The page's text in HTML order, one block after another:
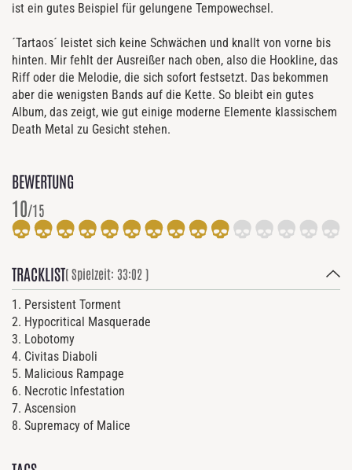
ist ein gutes Beispiel für gelungene Tempowechsel.
´Tartaos´ leistet sich keine Schwächen und knallt von vorne bis
hinten. Mir fehlt der Ausreißer nach oben, also die Hookline, das
Riff oder die Melodie, die sich sofort festsetzt. Das bekommen
aber die wenigsten Bands auf die Kette. So bleibt ein gutes
Album, das zeigt, wie gut einige moderne Elemente klassischem
Death Metal zu Gesicht stehen.
BEWERTUNG
10/15
TRACKLIST( Spielzeit: 33:02 )
1. Persistent Torment
2. Hypocritical Masquerade
3. Lobotomy
4. Civitas Diaboli
5. Malicious Rampage
6. Necrotic Infestation
7. Ascension
8. Supremacy of Malice